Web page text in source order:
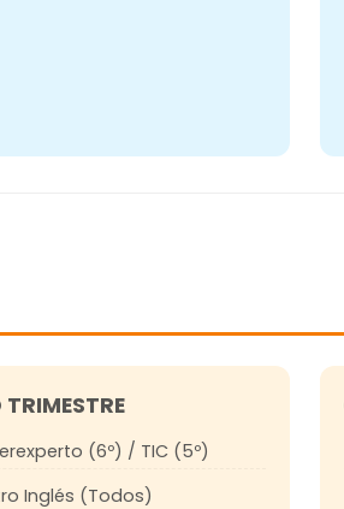
TRIMESTRE
(6º) / TIC (5º)
Inglés (Todos)